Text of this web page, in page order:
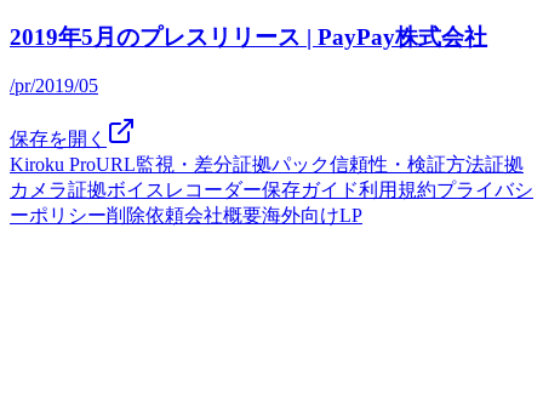
2019年5月のプレスリリース | PayPay株式会社
/pr/2019/05
保存を開く
Kiroku ProURL監視・差分証拠パック信頼性・検証方法証拠
カメラ証拠ボイスレコーダー保存ガイド利用規約プライバシ
ーポリシー削除依頼会社概要海外向けLP